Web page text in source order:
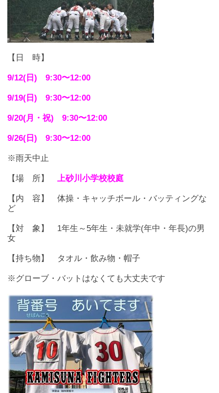
【日 時】
9/12(日) 9:30〜12:00
9/19(日) 9:30〜12:00
9/20(月・祝) 9:30〜12:00
9/26(日) 9:30〜12:00
※雨天中止
【場 所】 上砂川小学校校庭
【内 容】 体操・キャッチボール・バッティングな
ど
【対 象】 1年生～5年生・未就学(年中・年長)の男
女
【持ち物】 タオル・飲み物・帽子
※グローブ・バットはなくても大丈夫です